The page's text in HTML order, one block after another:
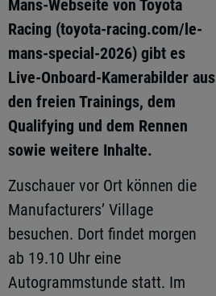
Mans-Webseite von Toyota
Racing (toyota-racing.com/le-
mans-special-2026) gibt es
Live-Onboard-Kamerabilder aus
den freien Trainings, dem
Qualifying und dem Rennen
sowie weitere Inhalte.
Zuschauer vor Ort können die
Manufacturers’ Village
besuchen. Dort findet morgen
ab 19.10 Uhr eine
Autogrammstunde statt. Im